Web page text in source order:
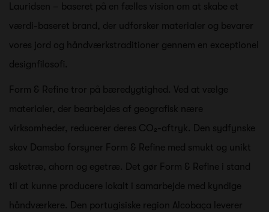
Lauridsen – baseret på en fælles vision om at skabe et
værdi-baseret brand, der udforsker materialer og bevarer
vores jord og håndværkstraditioner gennem en exceptionel
designfilosofi.
Form & Refine tror på bæredygtighed. Ved at vælge
materialer, der bearbejdes af geografisk nære
virksomheder, reducerer deres CO₂-aftryk. Den sydfynske
skov Damsbo forsyner Form & Refine med smukt og unikt
asketræ, ahorn og egetræ. Det gør Form & Refine i stand
til at kunne producere lokalt i samarbejde med kyndige
håndværkere. Den portugisiske region Alcobaça leverer